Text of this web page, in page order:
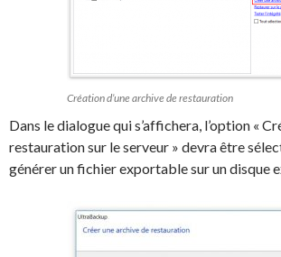
Création d’une archive de restauration
Dans le dialogue qui s’affichera, l’option «
restauration sur le serveur » devra être
générer un fichier exportable sur un disque